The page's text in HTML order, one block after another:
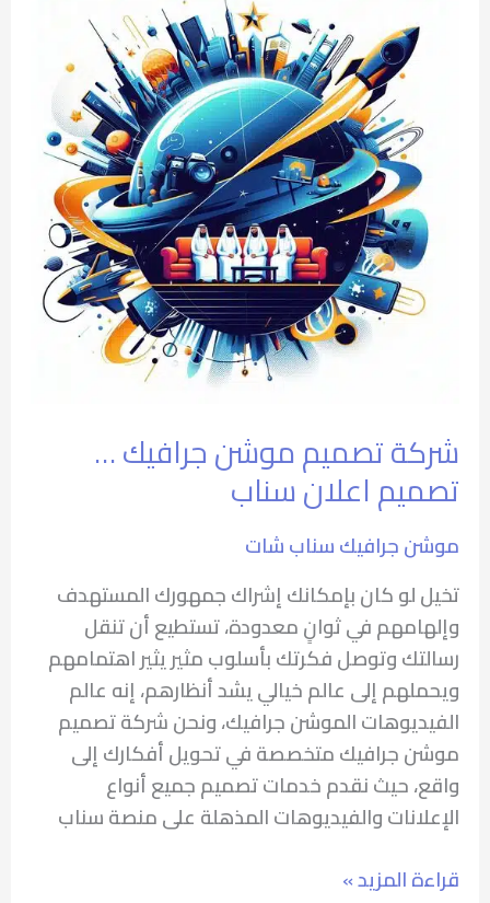
شركة تصميم موشن جرافيك …
تصميم اعلان سناب
موشن جرافيك سناب شات
تخيل لو كان بإمكانك إشراك جمهورك المستهدف
وإلهامهم في ثوانٍ معدودة، تستطيع أن تنقل
رسالتك وتوصل فكرتك بأسلوب مثير يثير اهتمامهم
ويحملهم إلى عالم خيالي يشد أنظارهم، إنه عالم
الفيديوهات الموشن جرافيك، ونحن شركة تصميم
موشن جرافيك متخصصة في تحويل أفكارك إلى
واقع، حيث نقدم خدمات تصميم جميع أنواع
الإعلانات والفيديوهات المذهلة على منصة سناب
تصميم
موشن
جرافيك
تصميم
اعلان
سناب
قراءة المزيد »